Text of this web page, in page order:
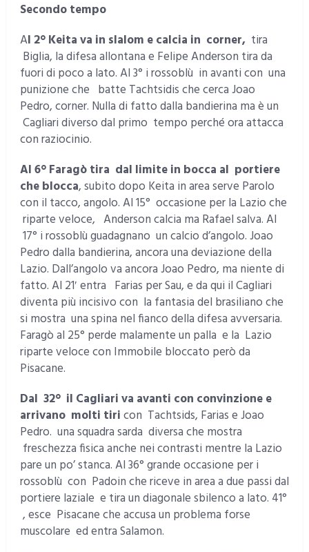
Secondo tempo
Al 2° Keita va in slalom e calcia in corner, tira
Biglia, la difesa allontana e Felipe Anderson tira da
fuori di poco a lato. Al 3° i rossoblù in avanti con una
punizione che batte Tachtsidis che cerca Joao
Pedro, corner. Nulla di fatto dalla bandierina ma è un
Cagliari diverso dal primo tempo perché ora attacca
con raziocinio.
Al 6° Faragò tira dal limite in bocca al portiere
che blocca, subito dopo Keita in area serve Parolo
con il tacco, angolo. Al 15° occasione per la Lazio che
riparte veloce, Anderson calcia ma Rafael salva. Al
17° i rossoblù guadagnano un calcio d’angolo. Joao
Pedro dalla bandierina, ancora una deviazione della
Lazio. Dall’angolo va ancora Joao Pedro, ma niente di
fatto. Al 21′ entra Farias per Sau, e da qui il Cagliari
diventa più incisivo con la fantasia del brasiliano che
si mostra una spina nel fianco della difesa avversaria.
Faragò al 25° perde malamente un palla e la Lazio
riparte veloce con Immobile bloccato però da
Pisacane.
Dal 32° il Cagliari va avanti con convinzione e
arrivano molti tiricon Tachtsids, Farias e Joao
Pedro. una squadra sarda diversa che mostra
freschezza fisica anche nei contrasti mentre la Lazio
pare un po’ stanca. Al 36° grande occasione per i
rossoblù con Padoin che riceve in area a due passi dal
portiere laziale e tira un diagonale sbilenco a lato. 41°
, esce Pisacane che accusa un problema forse
muscolare ed entra Salamon.